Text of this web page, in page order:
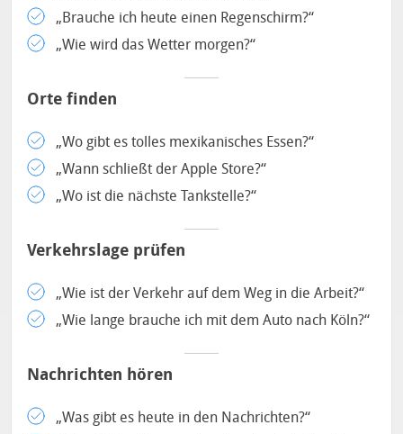
„Brauche ich heute einen Regenschirm?“
„Wie wird das Wetter morgen?“
Orte finden
„Wo gibt es tolles mexikanisches Essen?“
„Wann schließt der Apple Store?“
„Wo ist die nächste Tankstelle?“
Verkehrslage prüfen
„Wie ist der Verkehr auf dem Weg in die Arbeit?“
„Wie lange brauche ich mit dem Auto nach Köln?“
Nachrichten hören
„Was gibt es heute in den Nachrichten?“